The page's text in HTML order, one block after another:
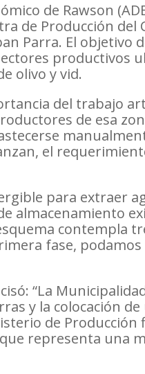
de Rawson
de Producción del
Parra. El objetivo
productivos
olivo y vid.
del trabajo
de esa
el
para extraer
almacenamiento
contempla
fase,
“La
y la colocación
de Producción
representa una